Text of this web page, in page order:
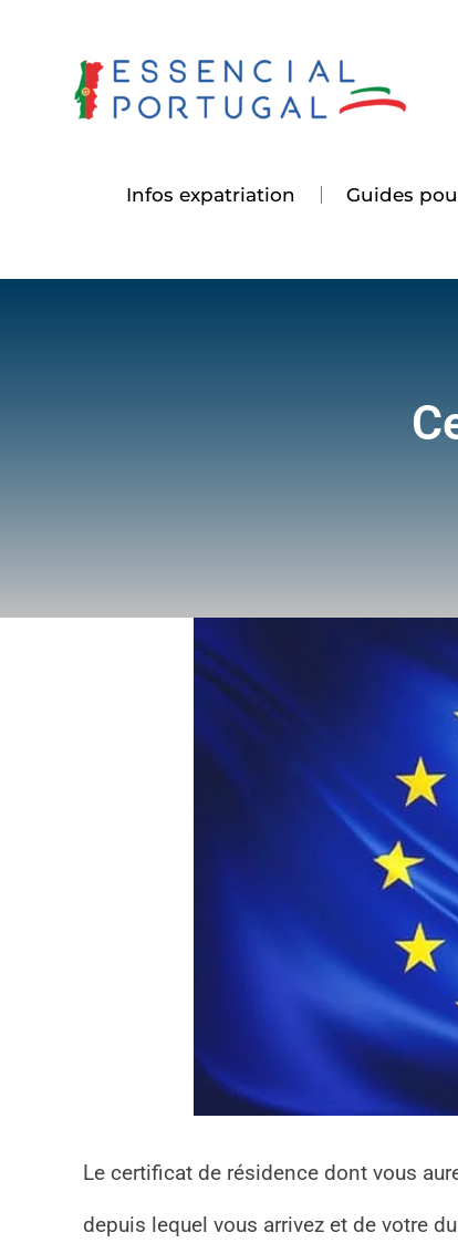
Infos expatriation Guides
Le certificat de résidence dont vous
depuis lequel vous arrivez et de votre